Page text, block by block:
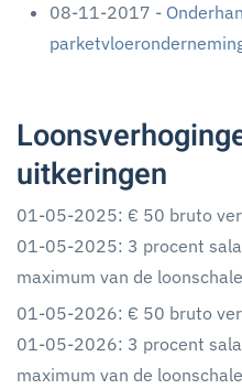
08-11-2017 -
uitkeringen
01-05-2025: € 50 bruto
01-05-2025: 3 procent
maximum van de
01-05-2026: € 50 bruto
01-05-2026: 3 procent
maximum van de